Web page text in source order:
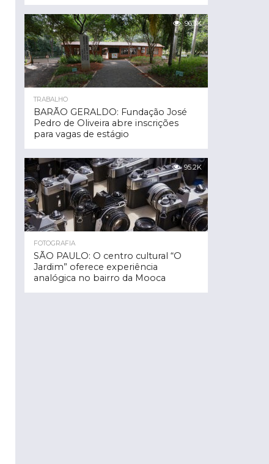
96.3K
TRABALHO
BARÃO GERALDO: Fundação José
Pedro de Oliveira abre inscrições
para vagas de estágio
95.2K
FOTOGRAFIA
SÃO PAULO: O centro cultural “O
Jardim” oferece experiência
analógica no bairro da Mooca